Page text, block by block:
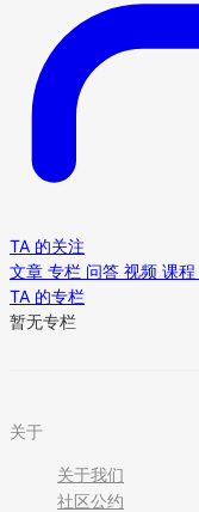
TA 的关注
文章 专栏 问答 视频 课程
TA 的专栏
暂无专栏
关于
关于我们
社区公约